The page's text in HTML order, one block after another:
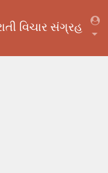
વિચાર સંગ્રહ